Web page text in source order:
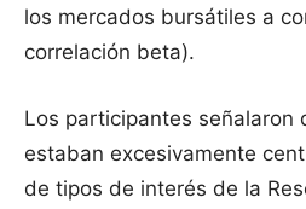
los mercados bursátiles a
correlación beta).
Los participantes señalaron
estaban excesivamente
de tipos de interés de la